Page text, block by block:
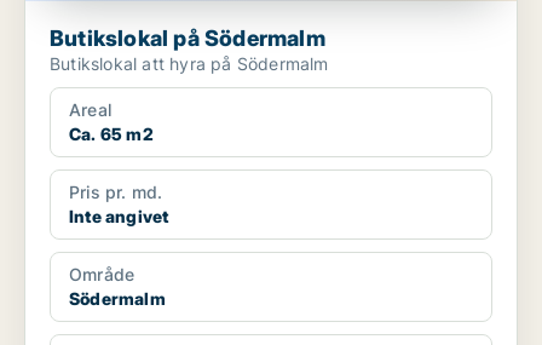
Butikslokal på Södermalm
Butikslokal att hyra på Södermalm
Areal
Ca. 65 m2
Pris pr. md.
Inte angivet
Område
Södermalm